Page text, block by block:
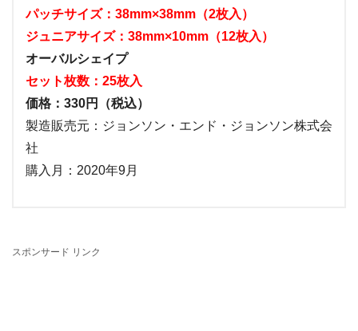
パッチサイズ：38mm×38mm（2枚入）
ジュニアサイズ：38mm×10mm（12枚入）
オーバルシェイプ
セット枚数：25枚入
価格：330円（税込）
製造販売元：ジョンソン・エンド・ジョンソン株式会
社
購入月：2020年9月
スポンサード リンク